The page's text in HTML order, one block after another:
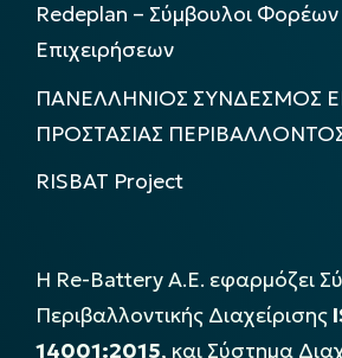
Redeplan – Σύμβουλοι Φορέων
Επιχειρήσεων
ΠΑΝΕΛΛΗΝΙΟΣ ΣΥΝΔΕΣΜΟΣ
ΠΡΟΣΤΑΣΙΑΣ
RISBAT Project
Η Re-Battery Α.Ε. εφαρμόζει
Περιβαλλοντικής Διαχείρισης
14001:2015, και Σύστημα